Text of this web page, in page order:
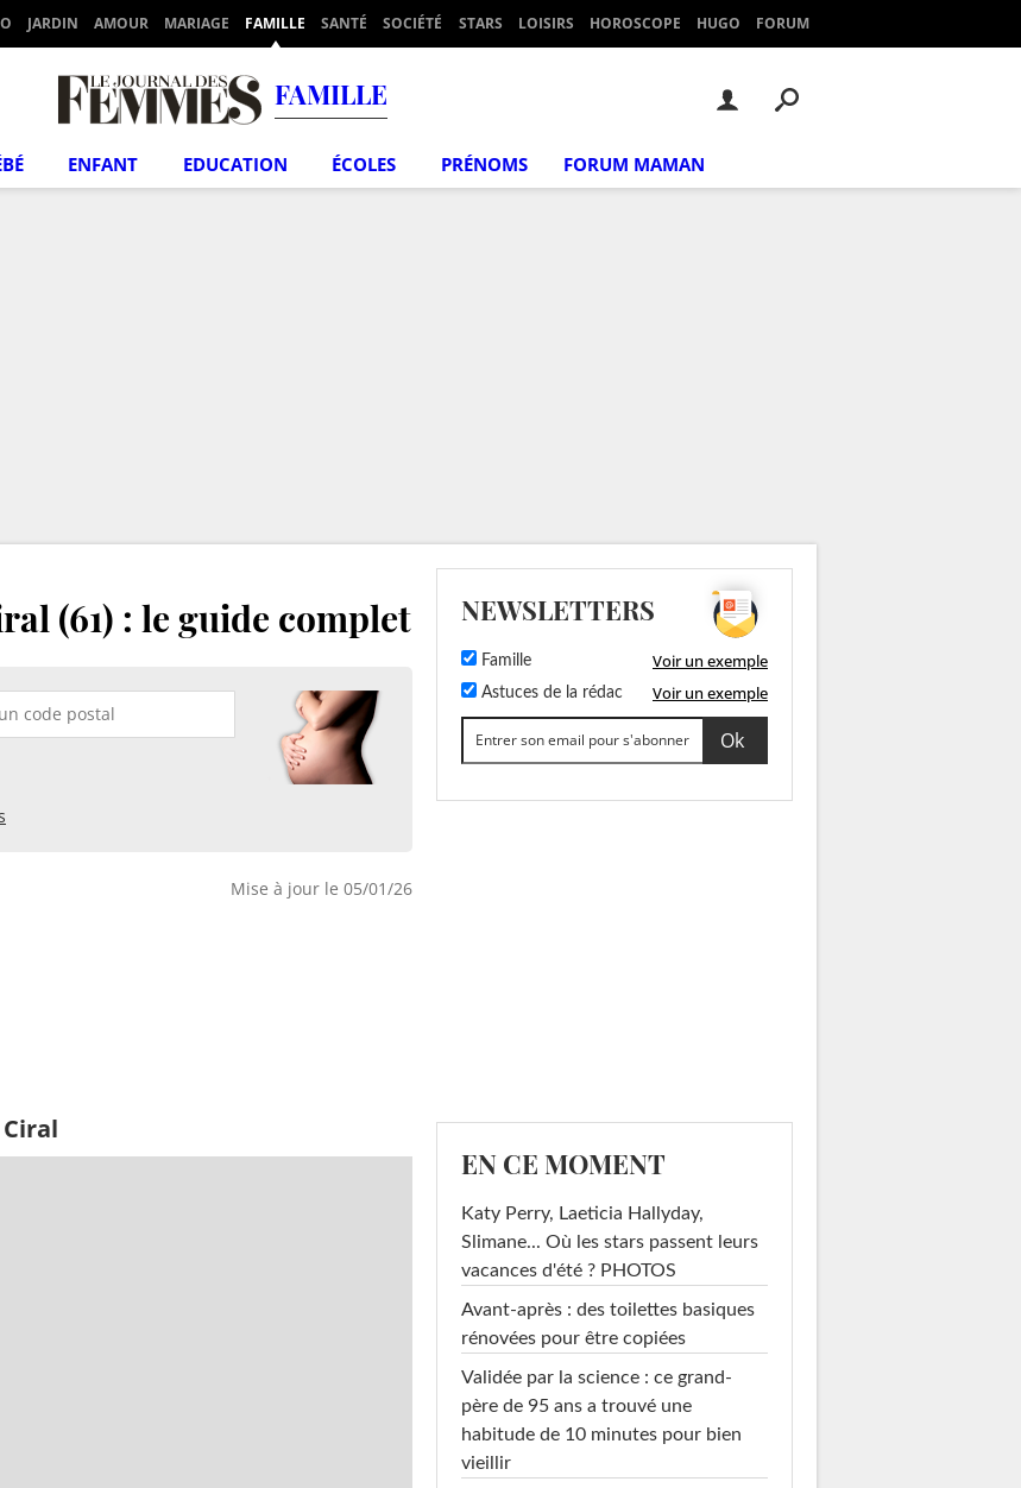
JARDIN AMOUR MARIAGE FAMILLE SANTÉ SOCIÉTÉ STARS LOISIRS HOROSCOPE HUGO FORUM
FAMILLE
ENFANT EDUCATION ÉCOLES PRÉNOMS FORUM MAMAN
(61) : le guide complet
Mise à jour le 05/01/26
NEWSLETTERS
Famille Voir un exemple
Astuces de la rédac Voir un exemple
EN CE MOMENT
Katy Perry, Laeticia Hallyday,
Slimane... Où les stars passent leurs
vacances d'été ? PHOTOS
Avant-après : des toilettes basiques
rénovées pour être copiées
Validée par la science : ce grand-
père de 95 ans a trouvé une
habitude de 10 minutes pour bien
vieillir